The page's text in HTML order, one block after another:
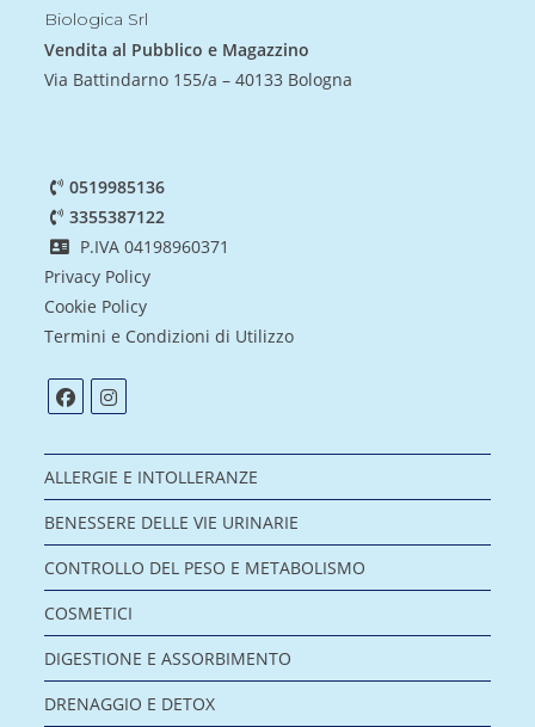
Biologica Srl
Vendita al Pubblico e Magazzino
Via Battindarno 155/a – 40133 Bologna
0519985136
3355387122
P.IVA 04198960371
Privacy Policy
Cookie Policy
Termini e Condizioni di Utilizzo
ALLERGIE E INTOLLERANZE
BENESSERE DELLE VIE URINARIE
CONTROLLO DEL PESO E METABOLISMO
COSMETICI
DIGESTIONE E ASSORBIMENTO
DRENAGGIO E DETOX